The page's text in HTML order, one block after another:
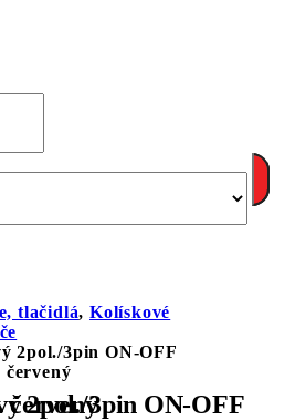
tlačidlá,Kolískové
2pol./3pin ON-OFF
červený
pros. červený